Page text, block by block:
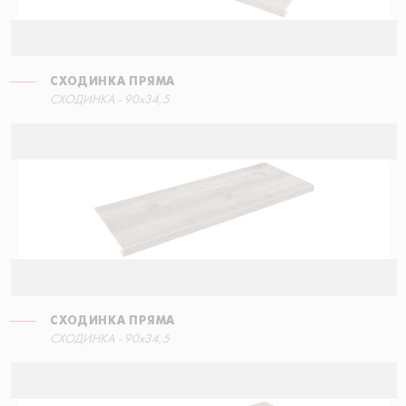
СХОДИНКА ПРЯМА
СХОДИНКА - 90x34,5
СХОДИНКА ПРЯМА
СХОДИНКА - 90x34,5
СХОДИНКА КУТОВА ПРАВА
30x34,5
СХОДИНКА КУТОВА ПРАВА
30x34,5